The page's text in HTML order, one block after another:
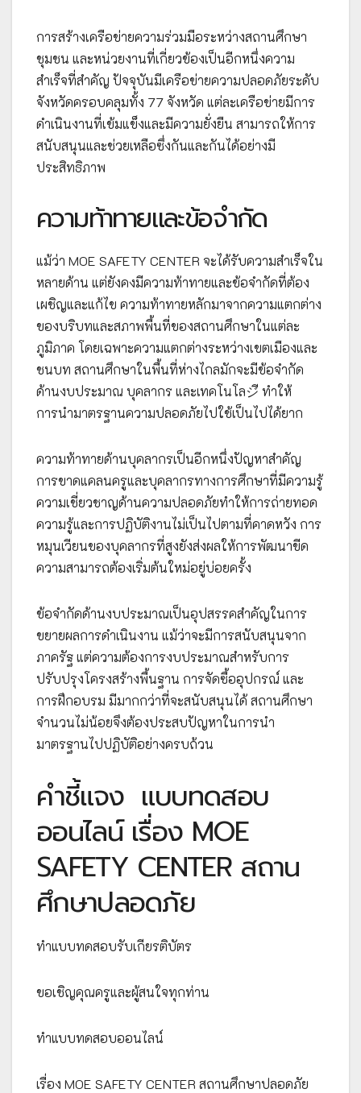
การสร้างเครือข่ายความร่วมมือระหว่างสถานศึกษา
ชุมชน และหน่วยงานที่เกี่ยวข้องเป็นอีกหนึ่งความ
สำเร็จที่สำคัญ ปัจจุบันมีเครือข่ายความปลอดภัยระดับ
จังหวัดครอบคลุมทั้ง 77 จังหวัด แต่ละเครือข่ายมีการ
ดำเนินงานที่เข้มแข็งและมีความยั่งยืน สามารถให้การ
สนับสนุนและช่วยเหลือซึ่งกันและกันได้อย่างมี
ประสิทธิภาพ
ความท้าทายและข้อจำกัด
แม้ว่า MOE SAFETY CENTER จะได้รับความสำเร็จใน
หลายด้าน แต่ยังคงมีความท้าทายและข้อจำกัดที่ต้อง
เผชิญและแก้ไข ความท้าทายหลักมาจากความแตกต่าง
ของบริบทและสภาพพื้นที่ของสถานศึกษาในแต่ละ
ภูมิภาค โดยเฉพาะความแตกต่างระหว่างเขตเมืองและ
ชนบท สถานศึกษาในพื้นที่ห่างไกลมักจะมีข้อจำกัด
ด้านงบประมาณ บุคลากร และเทคโนโลジี ทำให้
การนำมาตรฐานความปลอดภัยไปใช้เป็นไปได้ยาก
ความท้าทายด้านบุคลากรเป็นอีกหนึ่งปัญหาสำคัญ
การขาดแคลนครูและบุคลากรทางการศึกษาที่มีความรู้
ความเชี่ยวชาญด้านความปลอดภัยทำให้การถ่ายทอด
ความรู้และการปฏิบัติงานไม่เป็นไปตามที่คาดหวัง การ
หมุนเวียนของบุคลากรที่สูงยังส่งผลให้การพัฒนาขีด
ความสามารถต้องเริ่มต้นใหม่อยู่บ่อยครั้ง
ข้อจำกัดด้านงบประมาณเป็นอุปสรรคสำคัญในการ
ขยายผลการดำเนินงาน แม้ว่าจะมีการสนับสนุนจาก
ภาครัฐ แต่ความต้องการงบประมาณสำหรับการ
ปรับปรุงโครงสร้างพื้นฐาน การจัดซื้ออุปกรณ์ และ
การฝึกอบรม มีมากกว่าที่จะสนับสนุนได้ สถานศึกษา
จำนวนไม่น้อยจึงต้องประสบปัญหาในการนำ
มาตรฐานไปปฏิบัติอย่างครบถ้วน
คำชี้แจง แบบทดสอบ
ออนไลน์ เรื่อง MOE
SAFETY CENTER สถาน
ศึกษาปลอดภัย
ทำแบบทดสอบรับเกียรติบัตร
ขอเชิญคุณครูและผู้สนใจทุกท่าน
ทำแบบทดสอบออนไลน์
เรื่อง MOE SAFETY CENTER สถานศึกษาปลอดภัย